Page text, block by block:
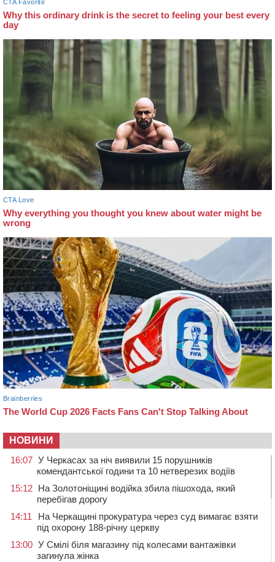
НОВИНИ
16:07 У Черкасах за ніч виявили 15 порушників
комендантської години та 10 нетверезих водіїв
15:12 На Золотоніщині водійка збила пішохода, який
перебігав дорогу
14:11
На Черкащині прокуратура через суд вимагає взяти
під охорону 188-річну церкву
13:00 У Смілі біля магазину під колесами вантажівки
загинула жінка